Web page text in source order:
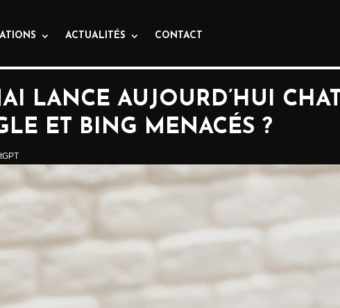
ACTUALITÉS CONTACT
LANCE AUJOURD’HUI
ET BING MENACÉS ?